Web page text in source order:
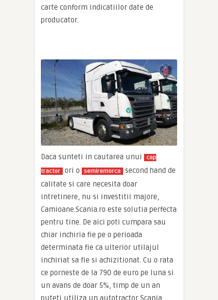
carte conform indicatiilor date de
producator.
Daca sunteti in cautarea unui
cap
tractor ori o semiremorca
second hand de
calitate si care necesita doar
intretinere, nu si investitii majore,
Camioane.Scania.ro este solutia perfecta
pentru tine. De aici poti cumpara sau
chiar inchiria fie pe o perioada
determinata fie ca ulterior utilajul
inchiriat sa fie si achizitionat. Cu o rata
ce porneste de la 790 de euro pe luna si
un avans de doar 5%, timp de un an
puteti utiliza un autotractor Scania